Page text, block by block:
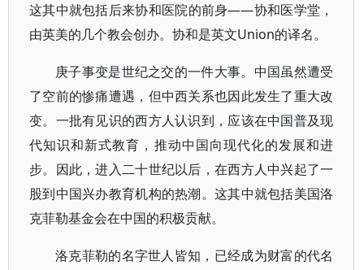
这其中就包括后来协和医院的前身——协和医学堂，
由英美的几个教会创办。协和是英文Union的译名。
庚子事变是世纪之交的一件大事。中国虽然遭受
了空前的惨痛遭遇，但中西关系也因此发生了重大改
变。一批有见识的西方人认识到，应该在中国普及现
代知识和新式教育，推动中国向现代化的发展和进
步。因此，进入二十世纪以后，在西方人中兴起了一
股到中国兴办教育机构的热潮。这其中就包括美国洛
克菲勒基金会在中国的积极贡献。
洛克菲勒的名字世人皆知，已经成为财富的代名